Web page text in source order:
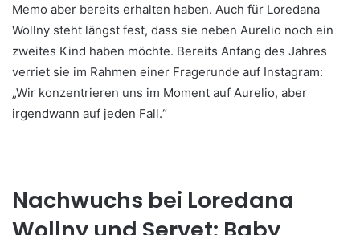
Memo aber bereits erhalten haben. Auch für Loredana
Wollny steht längst fest, dass sie neben Aurelio noch ein
zweites Kind haben möchte. Bereits Anfang des Jahres
verriet sie im Rahmen einer Fragerunde auf Instagram:
„Wir konzentrieren uns im Moment auf Aurelio, aber
irgendwann auf jeden Fall.“
Nachwuchs bei Loredana